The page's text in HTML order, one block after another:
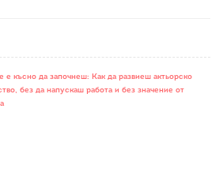
е късно да започнеш: Как да развиеш актьорско
без да напускаш работа и без значение от